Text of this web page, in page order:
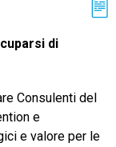
di
Consulenti del
e
e valore per le